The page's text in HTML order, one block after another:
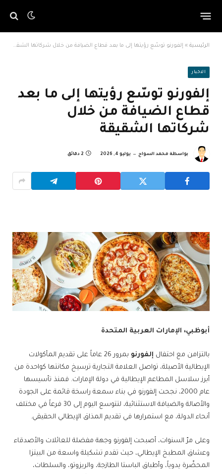
الرئيسية » إلفورنو توسّع رؤيتها إلى ما بعد قطاع الضيافة من خلال شركاتها الشقيقة
الاخبار
إلفورنو توسّع رؤيتها إلى ما بعد
قطاع الضيافة من خلال
شركاتها الشقيقة
بواسطة محمد السواح يوليو 4, 2026 2 دقائق
أبوظبي، الإمارات العربية المتحدة
بالتزامن مع احتفال إلفورنو
بمرور 26 عاماً على تقديم المأكولات
الإيطالية الأصيلة، تواصل العلامة التجارية ترسيخ مكانتها كواحدة من
أبرز سلاسل المطاعم الإيطالية في دولة الإمارات. فمنذ تأسيسها
عام 2000، نجحت إلفورنو في بناء سمعة راسخة قائمة على الجودة
والأصالة والضيافة الاستثنائية، لتتوسع اليوم إلى 30 فرعاً في مختلف
أنحاء الدولة، مع استمرارها في تقديم المذاق الإيطالي الحقيقي.
وعلى مرّ السنوات، أصبحت إلفورنو وجهة مفضلة للعائلات والأصدقاء
وعشاق المطبخ الإيطالي، حيث تقدم تشكيلة واسعة من البيتزا
المحضّرة يدوياً، وأطباق الباستا الطازجة، والريزوتو، والسلطات،